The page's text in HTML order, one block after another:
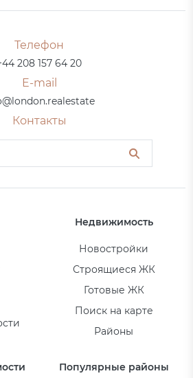
Телефон
208 157 64 20
E-mail
Контакты
Недвижимость
Новостройки
Строящиеся ЖК
Готовые ЖК
Поиск на карте
Районы
Популярные районы